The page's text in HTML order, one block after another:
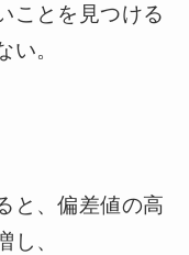
ことを見つける
い。
と、偏差値の高
し、